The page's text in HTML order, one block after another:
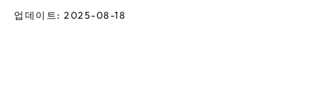
업데이트: 2025-08-18